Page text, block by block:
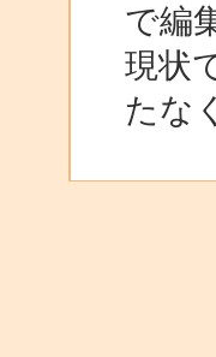
で編
現状
たな